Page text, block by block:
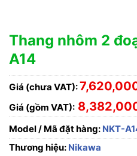
Thang nhôm 2
A14
Giá (chưa VAT):
Giá (gồm VAT):
Model / Mã đặt hàng: NKT-
Thương hiệu: Nikawa